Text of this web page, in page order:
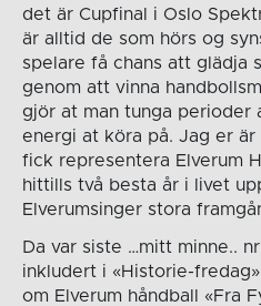
det är Cupfinal i Oslo
är alltid de som hörs og
spelare få chans att glädja
genom att vinna
gjör at man tunga perioder
energi at köra på. Jag er
fick representera Elverum
hittills två besta år i livet
Elverumsinger stora
Da var siste …mitt minne..
inkludert i «Historie-
om Elverum håndball «Fra